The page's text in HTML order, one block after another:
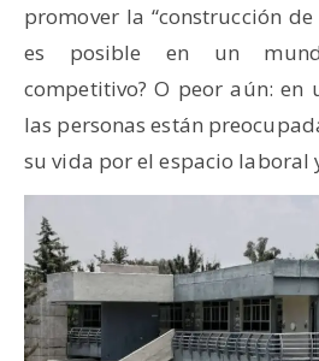
promover la “construcción
es posible en un
competitivo? O peor aún: en
las personas están
su vida por el espacio laboral